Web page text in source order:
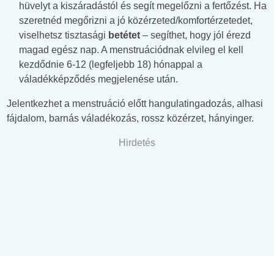
hüvelyt a kiszáradástól és segít megelőzni a fertőzést. Ha
szeretnéd megőrizni a jó közérzeted/komfortérzetedet,
viselhetsz tisztasági betétet – segíthet, hogy jól érezd
magad egész nap. A menstruációdnak elvileg el kell
kezdődnie 6-12 (legfeljebb 18) hónappal a
váladékképződés megjelenése után.
Jelentkezhet a menstruáció előtt hangulatingadozás, alhasi
fájdalom, barnás váladékozás, rossz közérzet, hányinger.
Hirdetés